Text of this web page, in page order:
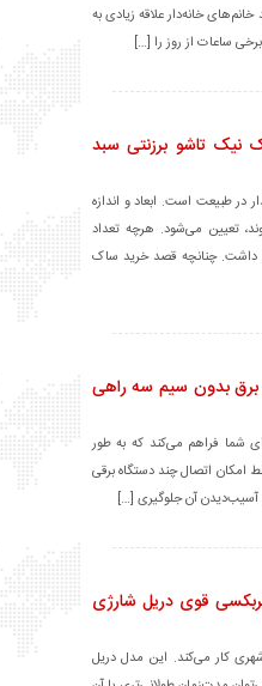
خانه‌دار علاقه زیادی به
ساعات از روز را […]
تاشو برزنتی سبد
طبیعت است. ابعاد و اندازه
تعیین می‌شود. هرچه تعداد
داشت. چنانچه قصد خرید ساک
بدون سیم سه راهی
شما فراهم می‌کند که به طور
امکان اتصال چند دستگاه برقی
آسیب‌دیدن آن جلوگیری […]
قوی دریل شارژی
کار می‌کند. این مدل دریل